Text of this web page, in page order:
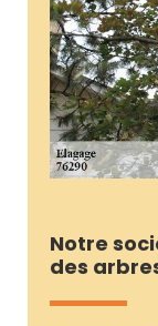
Notre
des